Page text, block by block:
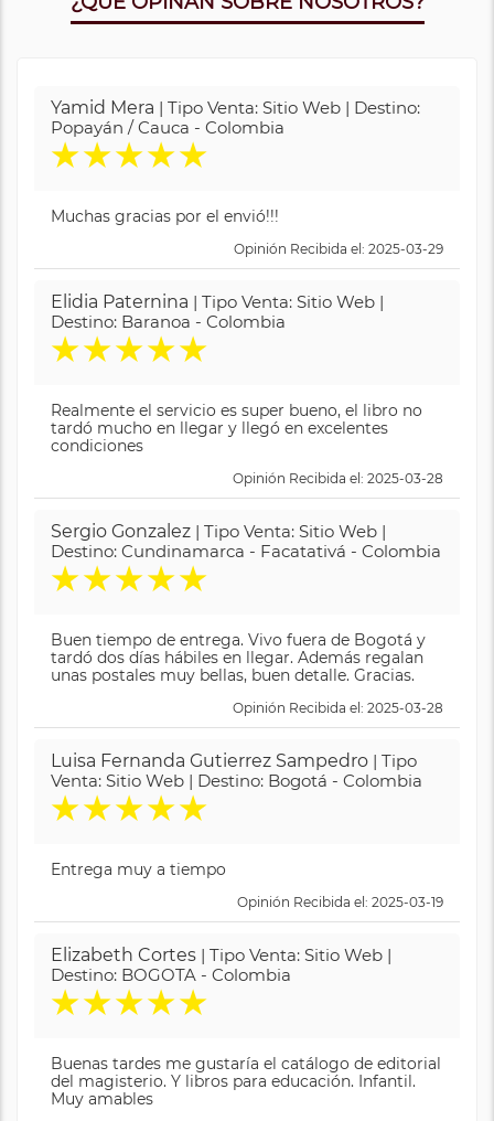
Yamid Mera | Tipo Venta: Sitio Web | Destino:
Popayán / Cauca - Colombia
★★★★★
Muchas gracias por el envió!!!
Opinión Recibida el: 2025-03-29
Elidia Paternina | Tipo Venta: Sitio Web |
Destino: Baranoa - Colombia
★★★★★
Realmente el servicio es super bueno, el libro no
tardó mucho en llegar y llegó en excelentes
condiciones
Opinión Recibida el: 2025-03-28
Sergio Gonzalez | Tipo Venta: Sitio Web |
Destino: Cundinamarca - Facatativá - Colombia
★★★★★
Buen tiempo de entrega. Vivo fuera de Bogotá y
tardó dos días hábiles en llegar. Además regalan
unas postales muy bellas, buen detalle. Gracias.
Opinión Recibida el: 2025-03-28
Luisa Fernanda Gutierrez Sampedro | Tipo
Venta: Sitio Web | Destino: Bogotá - Colombia
★★★★★
Entrega muy a tiempo
Opinión Recibida el: 2025-03-19
Elizabeth Cortes | Tipo Venta: Sitio Web |
Destino: BOGOTA - Colombia
★★★★★
Buenas tardes me gustaría el catálogo de editorial
del magisterio. Y libros para educación. Infantil.
Muy amables